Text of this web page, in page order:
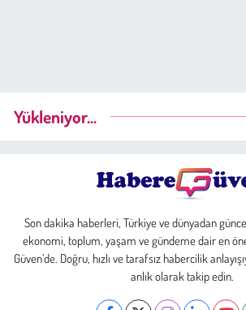
Yükleniyor...
Son dakika haberleri, Türkiye ve dünyadan
ekonomi, toplum, yaşam ve gündeme dair en
Güven’de. Doğru, hızlı ve tarafsız habercilik
anlık olarak takip edin.